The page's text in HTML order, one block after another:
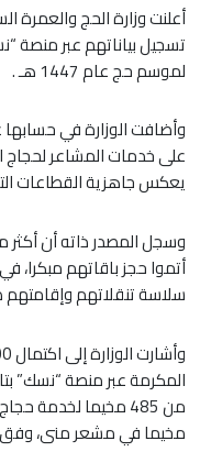
تسجيل بياناتهم عبر منصة
لموسم حج عام 1447 هـ .
وأضافت الوزارة في
يعكس جاهزية القطاعات
أتموا حجز باقاتهم
سلاسة تنقلاتهم
مخيما في مشعر منى، وفق